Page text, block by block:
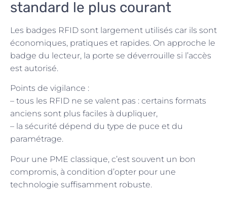
standard le plus courant
Les badges RFID sont largement utilisés car ils sont
économiques, pratiques et rapides. On approche le
badge du lecteur, la porte se déverrouille si l’accès
est autorisé.
Points de vigilance :
– tous les RFID ne se valent pas : certains formats
anciens sont plus faciles à dupliquer,
– la sécurité dépend du type de puce et du
paramétrage.
Pour une PME classique, c’est souvent un bon
compromis, à condition d’opter pour une
technologie suffisamment robuste.